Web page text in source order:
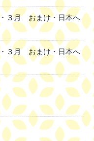
３月 おまけ・日本へ
３月 おまけ・日本へ